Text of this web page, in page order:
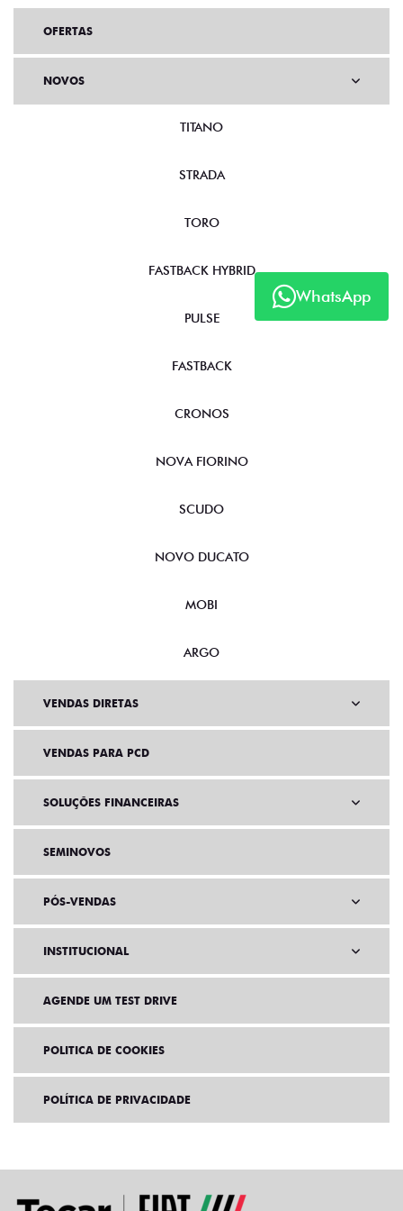
WhatsApp
OFERTAS
TITANO
STRADA
TORO
FASTBACK HYBRID
PULSE
FASTBACK
CRONOS
NOVA FIORINO
SCUDO
NOVO DUCATO
MOBI
VENDAS DIRETAS
VENDAS PARA PCD
SOLUÇÕES FINANCEIRAS
SEMINOVOS
PÓS-VENDAS
INSTITUCIONAL
AGENDE UM TEST DRIVE
POLITICA DE COOKIES